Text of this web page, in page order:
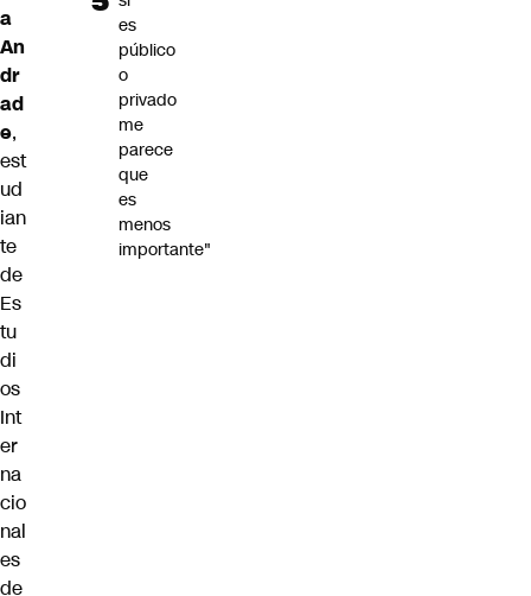
a
An
dr
ad
e,
est
ud
ian
te
de
Es
tu
di
os
Int
er
na
cio
nal
es
de
es
público
o
privado
me
parece
que
es
menos
importante"